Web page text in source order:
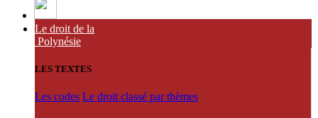
Le droit de la
Polynésie
LES TEXTES
Les codes Le droit classé par thèmes